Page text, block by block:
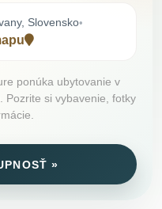
Slovensko•
ponúka ubytovanie v
Pozrite si vybavenie, fotky
»